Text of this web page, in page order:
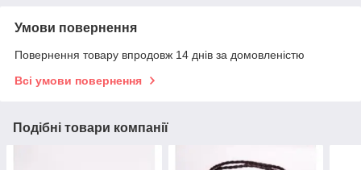
Умови повернення
Повернення товару впродовж 14 днів за домовленістю
Всі умови повернення
Подібні товари компанії